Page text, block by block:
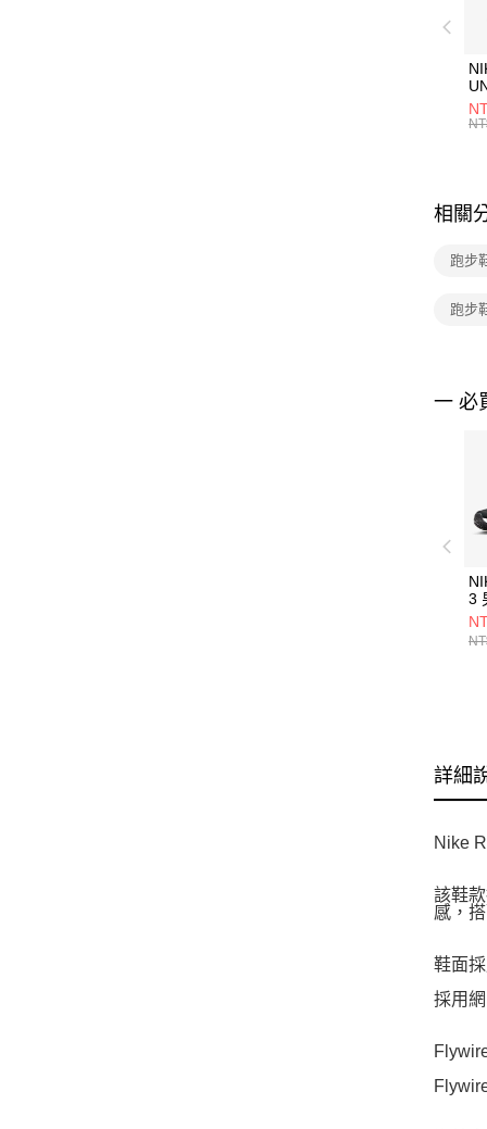
統
相關
跑步
跑步
一 必
3
詳細
Nike
該鞋
感，
鞋面
採用